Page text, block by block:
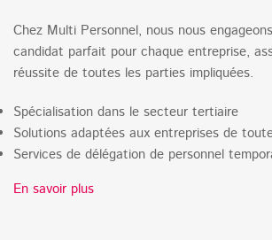
Chez Multi Personnel, nous nous
candidat parfait pour chaque entreprise,
réussite de toutes les parties impliquées.
Spécialisation dans le secteur tertiaire
Solutions adaptées aux entreprises de
Services de délégation de personnel
En savoir plus